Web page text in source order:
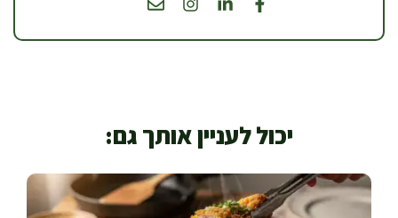
יכול לעניין אותך גם: